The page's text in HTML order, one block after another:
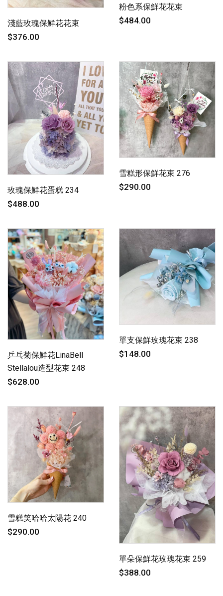
淺藍玫瑰保鮮花花束
$376.00
粉色系保鮮花花束
$484.00
玫瑰保鮮花蛋糕 234
$488.00
雪糕形保鮮花束 276
$290.00
乒乓菊保鮮花LinaBell
Stellalou造型花束 248
$628.00
單支保鮮玫瑰花束 238
$148.00
雪糕笑哈哈太陽花 240
$290.00
單朵保鮮花玫瑰花束 259
$388.00